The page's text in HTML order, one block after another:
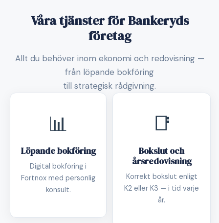
Våra tjänster för Bankeryds
företag
Allt du behöver inom ekonomi och redovisning —
från löpande bokföring
till strategisk rådgivning.
📊
Löpande bokföring
Digital bokföring i
Fortnox med personlig
konsult.
📑
Bokslut och
årsredovisning
Korrekt bokslut enligt
K2 eller K3 — i tid varje
år.